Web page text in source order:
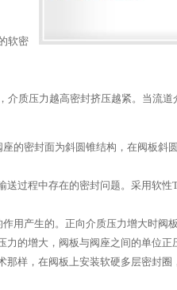
软密
质压力越高密封挤压越紧。当流
的密封面为斜圆锥结构，在阀板斜
过程中存在的密封问题。采用软
用产生的。正向介质压力增大时阀
的增大，阀板与阀座之间的单位正
样，在阀板上安装软硬多层密封